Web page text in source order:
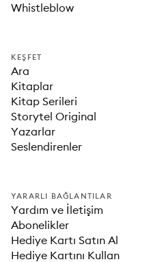
Whistleblow
KEŞFET
Ara
Kitaplar
Kitap Serileri
Storytel Original
Yazarlar
Seslendirenler
YARARLI BAĞLANTILAR
Yardım ve İletişim
Abonelikler
Hediye Kartı Satın Al
Hediye Kartını Kullan